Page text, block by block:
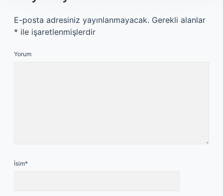
E-posta adresiniz yayınlanmayacak. Gerekli alanlar
* ile işaretlenmişlerdir
Yorum
İsim*